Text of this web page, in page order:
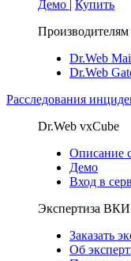
Демо | Купить
Производителям
Dr.Web
Dr.Web
Расследования
Dr.Web vxCube
Описание
Демо
Вход в
Экспертиза ВКИ
Заказать
Об